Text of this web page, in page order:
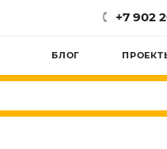
+7 902
БЛОГ